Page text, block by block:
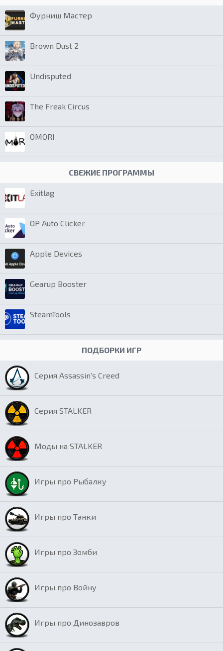
Фурниш Мастер
Brown Dust 2
Undisputed
The Freak Circus
OMORI
СВЕЖИЕ ПРОГРАММЫ
Exitlag
OP Auto Clicker
Apple Devices
Gearup Booster
SteamTools
ПОДБОРКИ ИГР
Серия Assassin’s Creed
Серия STALKER
Моды на STALKER
Игры про Рыбалку
Игры про Танки
Игры про Зомби
Игры про Войну
Игры про Динозавров